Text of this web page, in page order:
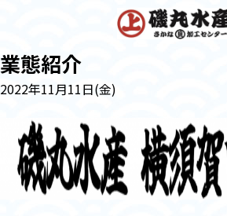
業態紹介
2022年11月11日(金)